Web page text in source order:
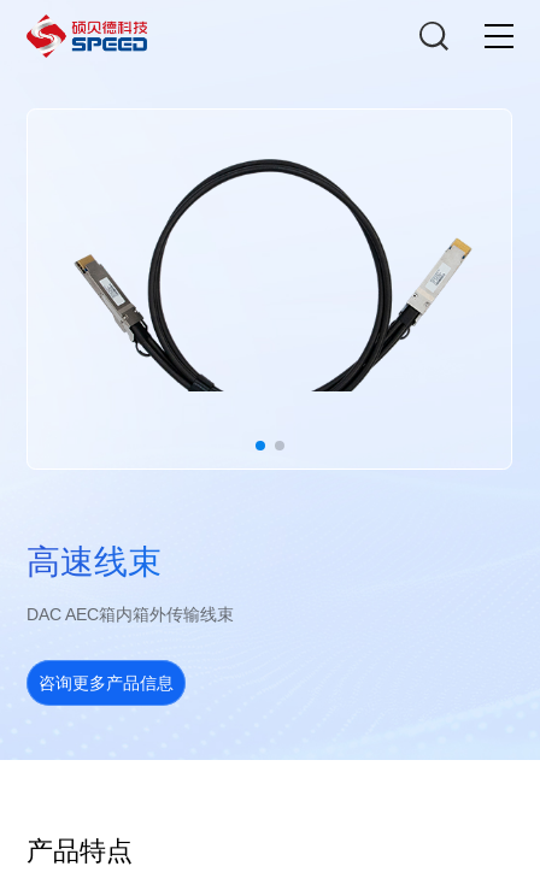
创新与技术
关于我们
选择语言 在线咨询
高速线束
DAC AEC箱内箱外传输线束
咨询更多产品信息
产品特点